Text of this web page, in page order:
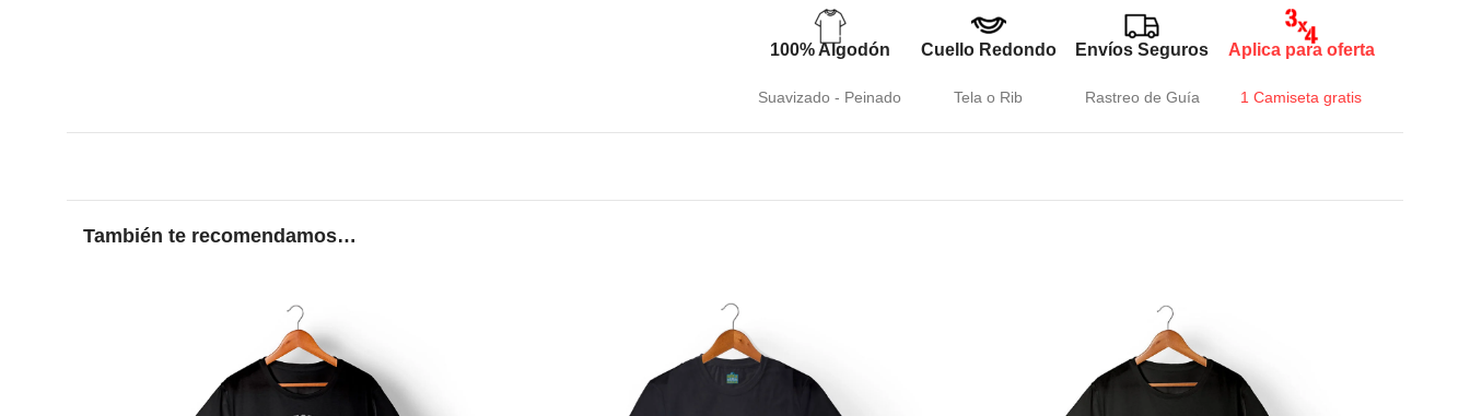
100% Algodón
Suavizado - Peinado
Cuello Redondo
Tela o Rib
Envíos Seguros
Rastreo de Guía
Aplica para oferta
1 Camiseta gratis
También te recomendamos…